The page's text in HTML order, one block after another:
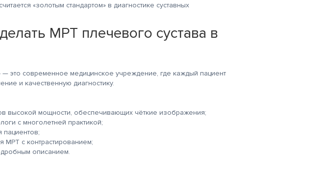
«золотым стандартом» в диагностике суставных
МРТ плечевого сустава в
— это современное медицинское учреждение, где каждый пациент
и качественную диагностику.
высокой мощности, обеспечивающих чёткие изображения;
с многолетней практикой;
МРТ с контрастированием;
описанием.